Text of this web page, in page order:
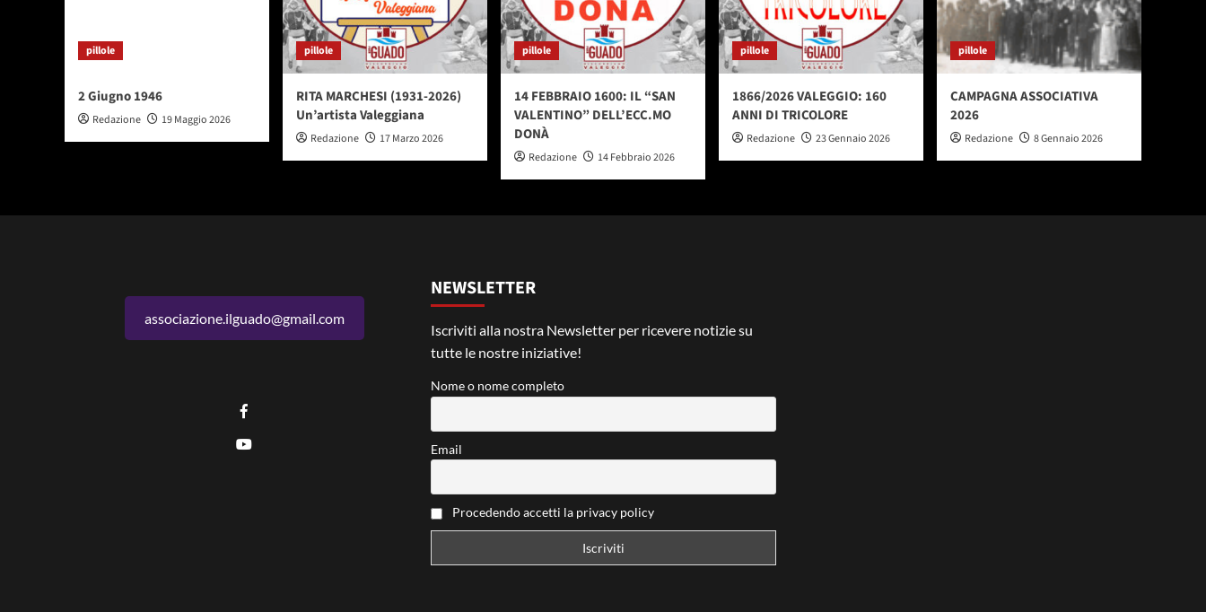
pillole
2 Giugno 1946
Redazione 19 Maggio 2026
pillole
RITA MARCHESI (1931-2026)
Un’artista Valeggiana
Redazione 17 Marzo 2026
pillole
14 FEBBRAIO 1600: IL “SAN
VALENTINO” DELL’ECC.MO
DONÀ
Redazione 14 Febbraio 2026
pillole
1866/2026 VALEGGIO: 160
ANNI DI TRICOLORE
Redazione 23 Gennaio 2026
pillole
CAMPAGNA ASSOCIATIVA
2026
Redazione 8 Gennaio 2026
associazione.ilguado@gmail.com
NEWSLETTER
Iscriviti alla nostra Newsletter per ricevere notizie su
tutte le nostre iniziative!
Nome o nome completo
Email
Procedendo accetti la privacy policy